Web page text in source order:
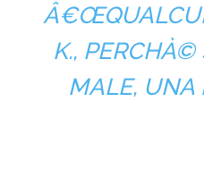
K., PERCHÀ©
MALE, UNA